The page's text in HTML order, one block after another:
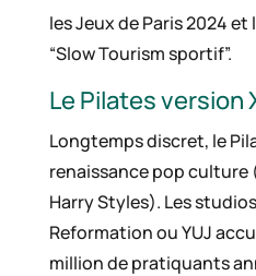
les Jeux de Paris 2024 et
“Slow Tourism sportif”.
Le Pilates version
Longtemps discret, le
renaissance pop culture
Harry Styles). Les
Reformation ou YUJ
million de pratiquants